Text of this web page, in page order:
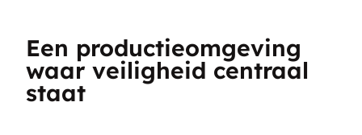
Een productieomgeving
waar veiligheid centraal
staat